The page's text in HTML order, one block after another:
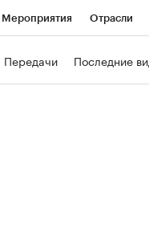
Мероприятия Отрасли
Передачи Последние